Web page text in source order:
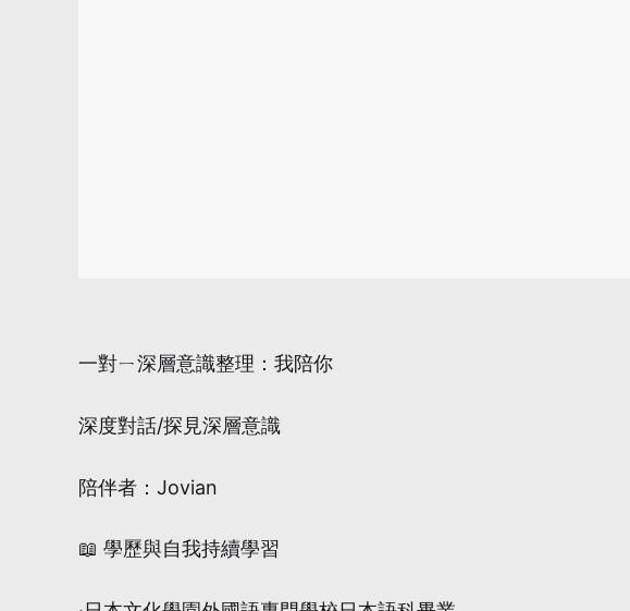
一對ㄧ深層意識整理：我陪你
深度對話/探見深層意識
陪伴者：Jovian
📖 學歷與自我持續學習